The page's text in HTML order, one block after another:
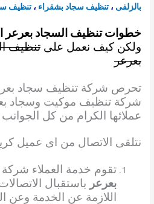
بالزلفى ،تنظيف سجاد بشقراء ، تنظيف
خطوات تنظيف السجاد بعرعر
ولكن كيف نعمل علىتنظيف
بعرعر
تحرص شركة تنظيف سجاد
شركة تنظيف موكيت وسجاد
عملائها الكرام من كل الجوانب
نتلقى الاتصال من اى عميل
تقوم خدمة العملاء شركة
بعرعر باستقبال
اللازمة عن الخدمة